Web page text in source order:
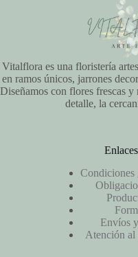
Vitalflora es una floristería
en ramos únicos, jarrones
Diseñamos con flores frescas
detalle, la
Condiciones
Envíos
Atención al